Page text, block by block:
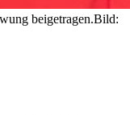
beigetragen.Bild: